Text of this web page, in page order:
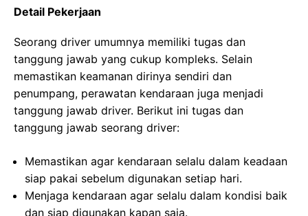
Detail Pekerjaan
Seorang driver umumnya memiliki tugas dan
tanggung jawab yang cukup kompleks. Selain
memastikan keamanan dirinya sendiri dan
penumpang, perawatan kendaraan juga menjadi
tanggung jawab driver. Berikut ini tugas dan
tanggung jawab seorang driver:
Memastikan agar kendaraan selalu dalam keadaan
siap pakai sebelum digunakan setiap hari.
Menjaga kendaraan agar selalu dalam kondisi baik
dan siap digunakan kapan saja.